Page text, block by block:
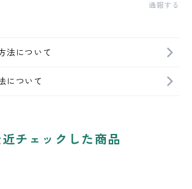
通報する
法について
について
チェックした商品